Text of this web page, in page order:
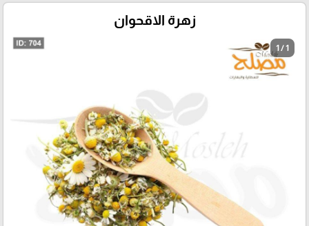
زهرة الاقحوان
1 / 1